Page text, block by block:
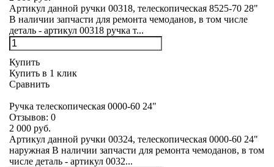
Артикул данной ручки 00318, телескопическая 8525-70 28"
В наличии запчасти для ремонта чемоданов, в том числе
деталь - артикул 00318 ручка т...
Купить
Купить в 1 клик
Сравнить
Ручка телескопическая 0000-60 24"
Отзывов: 0
2 000 руб.
Артикул данной ручки 00324, телескопическая 0000-60 24"
наружная В наличии запчасти для ремонта чемоданов, в том
числе деталь - артикул 0032...